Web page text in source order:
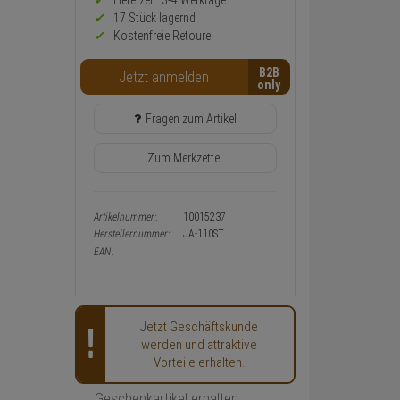
Verfügbakeit
und
oder
Konfigurieren-
Button
17 Stück lagernd
Kostenfreie Retoure
Jetzt anmelden B2B
Fragen zum Artikel
Zum Merkzettel
Artikelnummer:
10015237
Herstellernummer:
JA-110ST
EAN:
Jetzt Geschäftskunde
werden und attraktive
Vorteile erhalten.